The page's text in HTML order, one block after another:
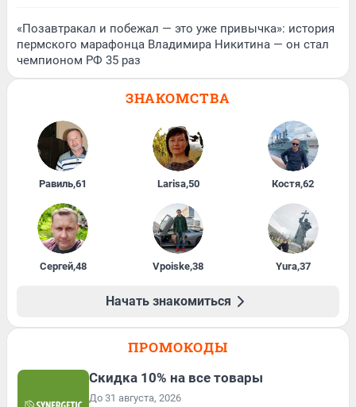
«Позавтракал и побежал — это уже привычка»: история
пермского марафонца Владимира Никитина — он стал
чемпионом РФ 35 раз
ЗНАКОМСТВА
Равиль,61 Larisa,50 Костя,62
Сергей,48 Vpoiske,38 Yura,37
Начать знакомиться
ПРОМОКОДЫ
Скидка 10% на все товары
До 31 августа, 2026